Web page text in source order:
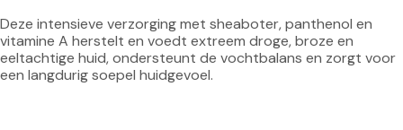
Deze intensieve verzorging met sheaboter, panthenol en
vitamine A herstelt en voedt extreem droge, broze en
eeltachtige huid, ondersteunt de vochtbalans en zorgt voor